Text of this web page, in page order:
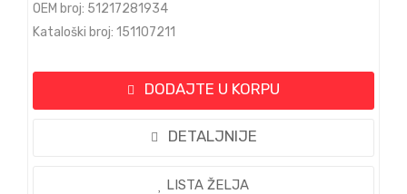
OEM broj: 51217281934
Kataloški broj: 151107211
DODAJTE U KORPU
DETALJNIJE
LISTA ŽELJA